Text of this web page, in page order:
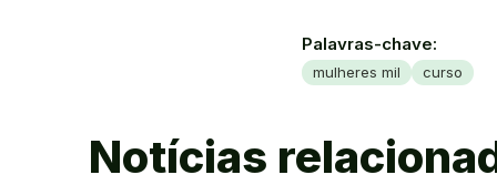
Palavras-chave:
mulheres mil curso
Notícias